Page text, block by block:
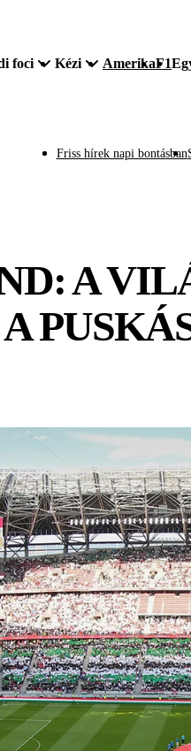
foci Kézi AmerikaF1
Friss hírek napi bontásban
A